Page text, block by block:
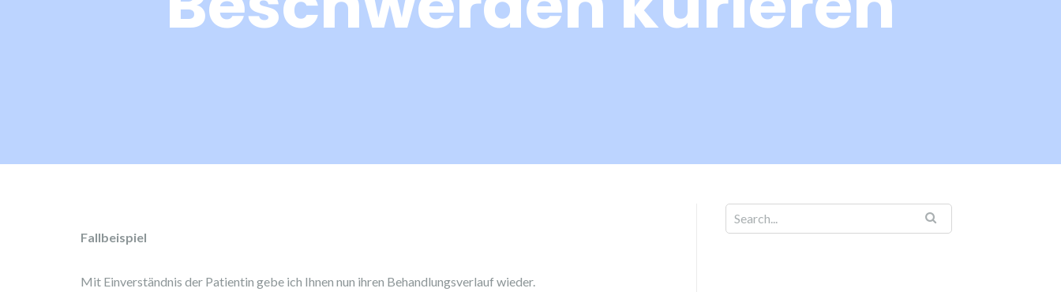
Fallbeispiel
Mit Einverständnis der Patientin gebe ich Ihnen nun ihren Behandlungsverlauf wieder.